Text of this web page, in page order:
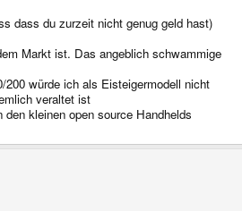
dass du zurzeit nicht genug geld hast)
Markt ist. Das angeblich schwammige
würde ich als Eisteigermodell nicht
veraltet ist
kleinen open source Handhelds